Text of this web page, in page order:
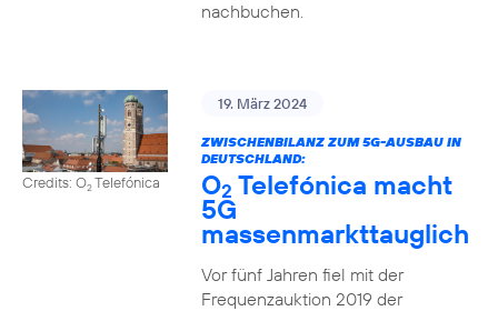
nachbuchen.
Credits: O2Telefónica
19. März 2024
ZWISCHENBILANZ ZUM 5G-AUSBAU IN
DEUTSCHLAND:
O2 Telefónica macht
5G
massenmarkttauglich
Vor fünf Jahren fiel mit der
Frequenzauktion 2019 der